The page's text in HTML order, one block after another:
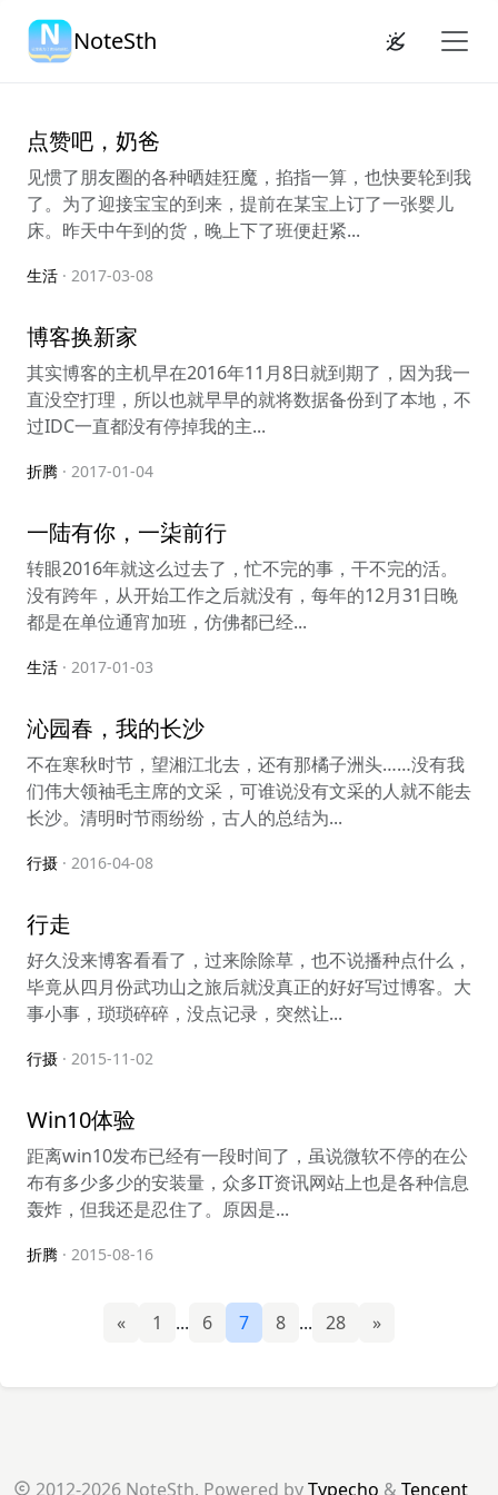
NoteSth
点赞吧，奶爸
见惯了朋友圈的各种晒娃狂魔，掐指一算，也快要轮到我
了。为了迎接宝宝的到来，提前在某宝上订了一张婴儿
床。昨天中午到的货，晚上下了班便赶紧...
生活 · 2017-03-08
博客换新家
其实博客的主机早在2016年11月8日就到期了，因为我一
直没空打理，所以也就早早的就将数据备份到了本地，不
过IDC一直都没有停掉我的主...
折腾 · 2017-01-04
一陆有你，一柒前行
转眼2016年就这么过去了，忙不完的事，干不完的活。
没有跨年，从开始工作之后就没有，每年的12月31日晚
都是在单位通宵加班，仿佛都已经...
生活 · 2017-01-03
沁园春，我的长沙
不在寒秋时节，望湘江北去，还有那橘子洲头……没有我
们伟大领袖毛主席的文采，可谁说没有文采的人就不能去
长沙。清明时节雨纷纷，古人的总结为...
行摄 · 2016-04-08
行走
好久没来博客看看了，过来除除草，也不说播种点什么，
毕竟从四月份武功山之旅后就没真正的好好写过博客。大
事小事，琐琐碎碎，没点记录，突然让...
行摄 · 2015-11-02
Win10体验
距离win10发布已经有一段时间了，虽说微软不停的在公
布有多少多少的安装量，众多IT资讯网站上也是各种信息
轰炸，但我还是忍住了。原因是...
折腾 · 2015-08-16
« 1 ... 6 7 8 ... 28 »
2012-2026 NoteSth. Powered byTypecho & Tencent